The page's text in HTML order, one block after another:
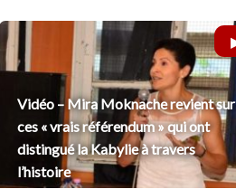
Vidéo – Mira Moknache revient sur
ces « vrais référendum » qui ont
distingué la Kabylie à travers
l’histoire